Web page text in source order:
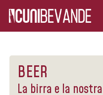
BEER
La birra e la